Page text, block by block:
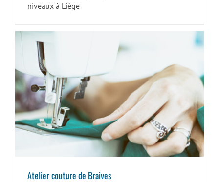
niveaux à Liège
Atelier couture de Braives
Atelier couture de Braives